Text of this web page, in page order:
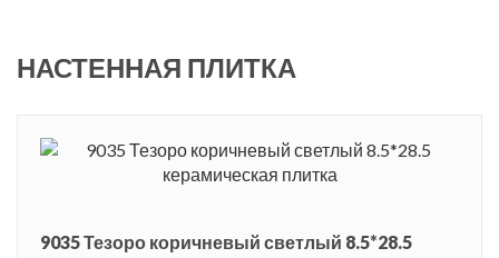
пространство необычным и ярким.
хранил свои сокровища его владелец герцог Людовико Моро.
НАСТЕННАЯ ПЛИТКА
9035 Тезоро коричневый светлый 8.5*28.5